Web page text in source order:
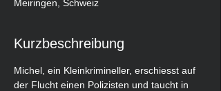
Meiringen, Schweiz
Kurzbeschreibung
Michel, ein Kleinkrimineller, erschiesst auf
der Flucht einen Polizisten und taucht in